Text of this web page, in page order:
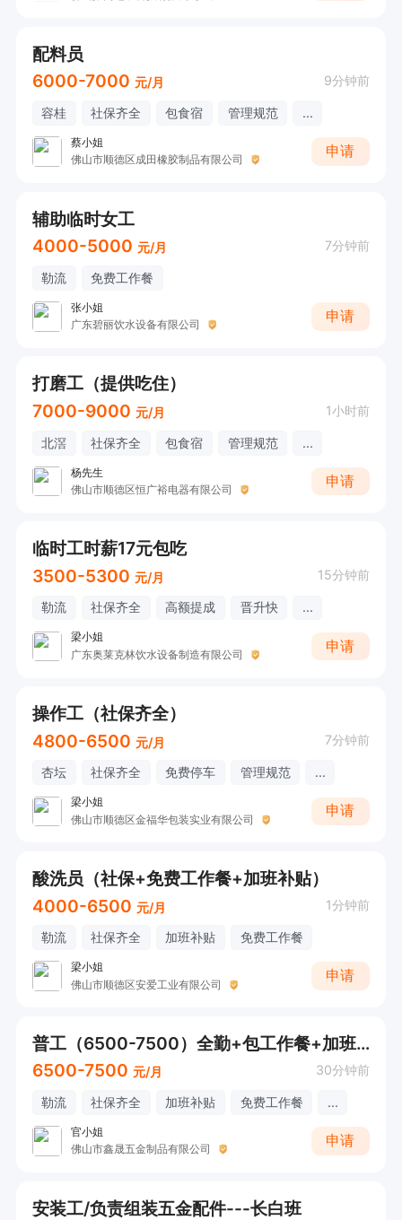
配料员
6000-7000 元/月 9分钟前
容桂 社保齐全 包食宿 管理规范 ...
蔡小姐
佛山市顺德区成田橡胶制品有限公司
申请
辅助临时女工
4000-5000 元/月 7分钟前
勒流 免费工作餐
张小姐
广东碧丽饮水设备有限公司
申请
打磨工（提供吃住）
7000-9000 元/月 1小时前
北滘 社保齐全 包食宿 管理规范 ...
杨先生
佛山市顺德区恒广裕电器有限公司
申请
临时工时薪17元包吃
3500-5300 元/月 15分钟前
勒流 社保齐全 高额提成 晋升快 ...
梁小姐
广东奥莱克林饮水设备制造有限公司
申请
操作工（社保齐全）
4800-6500 元/月 7分钟前
杏坛 社保齐全 免费停车 管理规范 ...
梁小姐
佛山市顺德区金福华包装实业有限公司
申请
酸洗员（社保+免费工作餐+加班补贴）
4000-6500 元/月 1分钟前
勒流 社保齐全 加班补贴 免费工作餐
梁小姐
佛山市顺德区安爱工业有限公司
申请
普工（6500-7500）全勤+包工作餐+加班补贴
6500-7500 元/月 30分钟前
勒流 社保齐全 加班补贴 免费工作餐 ...
官小姐
佛山市鑫晟五金制品有限公司
申请
安装工/负责组装五金配件---长白班